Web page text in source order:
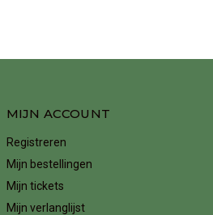
MIJN ACCOUNT
Registreren
Mijn bestellingen
Mijn tickets
Mijn verlanglijst